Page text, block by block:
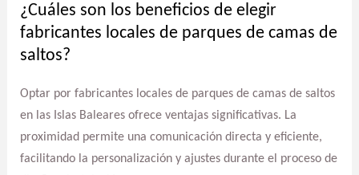
¿Cuáles son los beneficios de elegir
fabricantes locales de parques de camas de
saltos?
Optar por fabricantes locales de parques de camas de saltos
en las Islas Baleares ofrece ventajas significativas. La
proximidad permite una comunicación directa y eficiente,
facilitando la personalización y ajustes durante el proceso de